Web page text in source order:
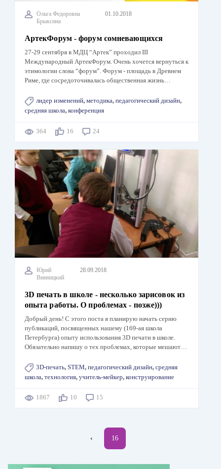
Ольга Федоровна
Брыксина
01.10.2018
АртекФорум - форум сомневающихся
27-29 сентября в МДЦ “Артек” проходил III
Международный АртекФорум. Очень хочется вернуться к
этимологии слова “форум”. Форум - площадь в Древнем
Риме, где сосредоточивалась общественная жизнь…
лидер изменений, методика, педагогический дизайн,
средняя школа, конференция
364 16 24
Юрий
Винницкий
28.09.2018
3D печать в школе - несколько зарисовок из
опыта работы. О проблемах - позже)))
Добрый день! С этого поста я планирую начать серию
публикаций, посвященных нашему (169-ая школа
Петербурга) опыту использования 3D печати в школе.
Обязательно напишу о тех проблемах, которые мешают…
3D-печать, STEM, педагогический дизайн, средняя
школа, технология, учитель-мейкер, конструирование
1867 10 15
←
‹ Текущая
16